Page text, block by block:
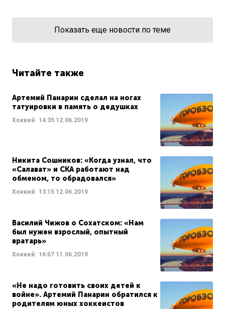
Показать еще новости по теме
Читайте также
Артемий Панарин сделал на ногах
татуировки в память о дедушках
Хоккей 14:35 12.06.2019
Никита Сошников: «Когда узнал, что
«Салават» и СКА работают над
обменом, то обрадовался»
Хоккей 13:15 12.06.2019
Василий Чижов о Сохатском: «Нам
был нужен взрослый, опытный
вратарь»
Хоккей 16:07 11.06.2019
«Не надо готовить своих детей к
войне». Артемий Панарин обратился к
родителям юных хоккеистов